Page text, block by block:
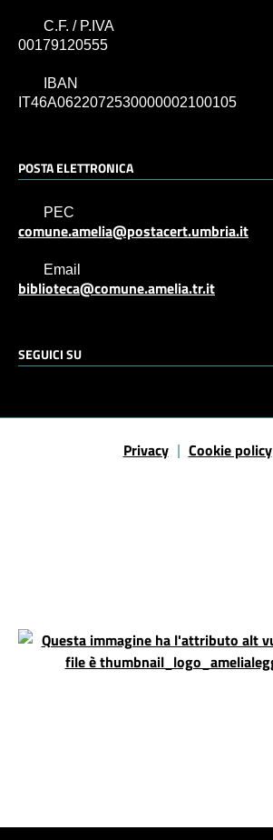
C.F. / P.IVA
00179120555
IBAN
IT46A0622072530000002100105
POSTA ELETTRONICA
PEC
comune.amelia@postacert.umbria.it
Email
biblioteca@comune.amelia.tr.it
SEGUICI SU
Sezione Link Utili
Privacy Cookie policy